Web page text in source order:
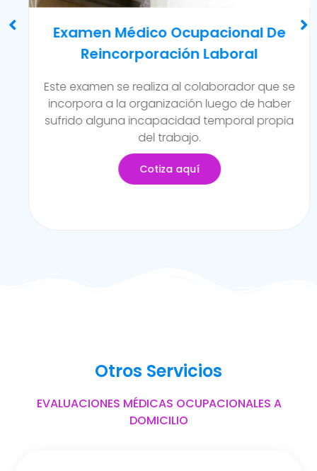
Examen Médico Ocupacional
Cambio De Puesto En El Trabajo
Se lleva a cabo cuando un trabajador de
empresa realiza cambios en sus
áreas a cargo, además de posibles
actividades de mayor riesgo.
Cotiza aquí
Otros Servicios
EVALUACIONES MÉDICAS OCUPACIONALES A
DOMICILIO